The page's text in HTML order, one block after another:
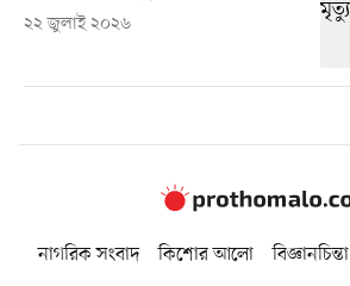
২২ জুলাই ২০২৬
নাগরিক সংবাদ কিশোর আলো বিজ্ঞানচিন্তা